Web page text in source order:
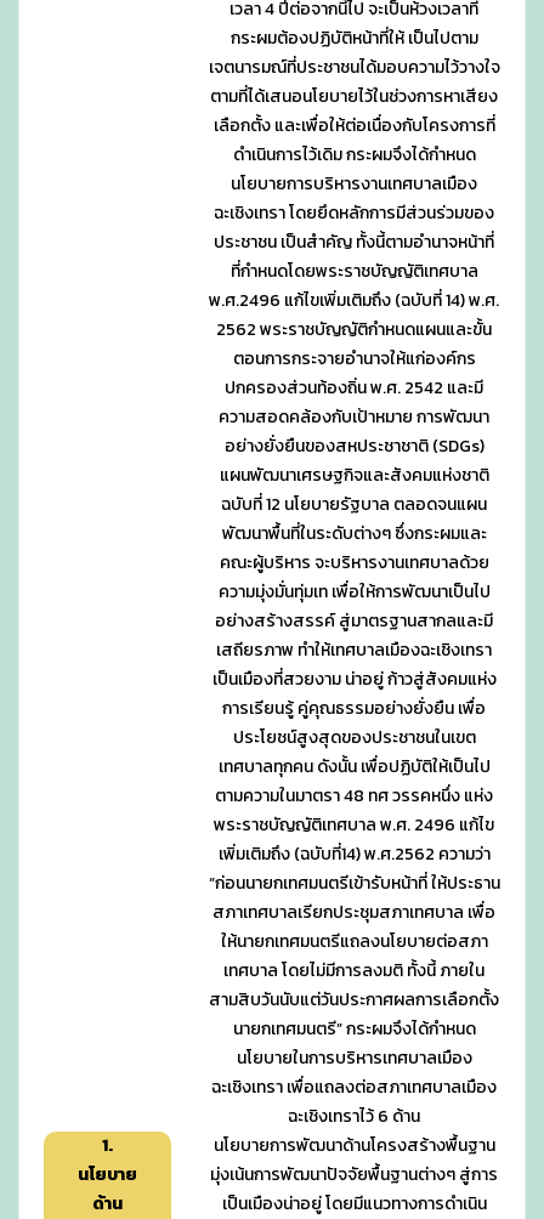
เวลา 4 ปีต่อจากนี้ไป จะเป็นห้วงเวลาที่
กระผมต้องปฏิบัติหน้าที่ให้ เป็นไปตาม
เจตนารมณ์ที่ประชาชนได้มอบความไว้วางใจ
ตามที่ได้เสนอนโยบายไว้ในช่วงการหาเสียง
เลือกตั้ง และเพื่อให้ต่อเนื่องกับโครงการที่
ดำเนินการไว้เดิม กระผมจึงได้กำหนด
นโยบายการบริหารงานเทศบาลเมือง
ฉะเชิงเทรา โดยยึดหลักการมีส่วนร่วมของ
ประชาชน เป็นสำคัญ ทั้งนี้ตามอำนาจหน้าที่
ที่กำหนดโดยพระราชบัญญัติเทศบาล
พ.ศ.2496 แก้ไขเพิ่มเติมถึง (ฉบับที่ 14) พ.ศ.
2562 พระราชบัญญัติกำหนดแผนและขั้น
ตอนการกระจายอำนาจให้แก่องค์กร
ปกครองส่วนท้องถิ่น พ.ศ. 2542 และมี
ความสอดคล้องกับเป้าหมาย การพัฒนา
อย่างยั่งยืนของสหประชาชาติ (SDGs)
แผนพัฒนาเศรษฐกิจและสังคมแห่งชาติ
ฉบับที่ 12 นโยบายรัฐบาล ตลอดจนแผน
พัฒนาพื้นที่ในระดับต่างๆ ซึ่งกระผมและ
คณะผู้บริหาร จะบริหารงานเทศบาลด้วย
ความมุ่งมั่นทุ่มเท เพื่อให้การพัฒนาเป็นไป
อย่างสร้างสรรค์ สู่มาตรฐานสากลและมี
เสถียรภาพ ทำให้เทศบาลเมืองฉะเชิงเทรา
เป็นเมืองที่สวยงาม น่าอยู่ ก้าวสู่สังคมแห่ง
การเรียนรู้ คู่คุณธรรมอย่างยั่งยืน เพื่อ
ประโยชน์สูงสุดของประชาชนในเขต
เทศบาลทุกคน ดังนั้น เพื่อปฏิบัติให้เป็นไป
ตามความในมาตรา 48 ทศ วรรคหนึ่ง แห่ง
พระราชบัญญัติเทศบาล พ.ศ. 2496 แก้ไข
เพิ่มเติมถึง (ฉบับที่14) พ.ศ.2562 ความว่า
“ก่อนนายกเทศมนตรีเข้ารับหน้าที่ ให้ประธาน
สภาเทศบาลเรียกประชุมสภาเทศบาล เพื่อ
ให้นายกเทศมนตรีแถลงนโยบายต่อสภา
เทศบาล โดยไม่มีการลงมติ ทั้งนี้ ภายใน
สามสิบวันนับแต่วันประกาศผลการเลือกตั้ง
นายกเทศมนตรี” กระผมจึงได้กำหนด
นโยบายในการบริหารเทศบาลเมือง
ฉะเชิงเทรา เพื่อแถลงต่อสภาเทศบาลเมือง
ฉะเชิงเทราไว้ 6 ด้าน
1.
นโยบาย
ด้าน
นโยบายการพัฒนาด้านโครงสร้างพื้นฐาน
มุ่งเน้นการพัฒนาปัจจัยพื้นฐานต่างๆ สู่การ
เป็นเมืองน่าอยู่ โดยมีแนวทางการดำเนิน